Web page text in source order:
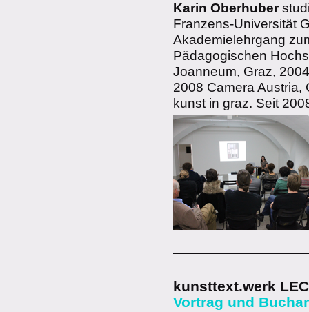
Karin Oberhuber
Franzens-Universität
Akademielehrgang
Pädagogischen
Joanneum, Graz,
2008 Camera Austria,
kunst in graz. Seit
kunsttext.werk
Vortrag und